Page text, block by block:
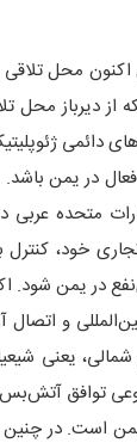
از دیرباز
دائمی
در یمن باشد.
متحده عربی
خود،
در یمن شود.
و اتصال
یعنی
توافق
است. در چنین